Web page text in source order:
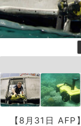
【8月31日